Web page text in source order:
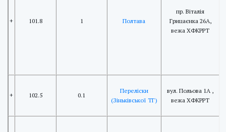
+ 101.8 1 Полтава
пр. Віталія
Грицаєнка 26А,
вежа ХФКРРТ
+ 102.5 0.1
Переліски
(Зіньківської ТГ)
вул. Польова 1А ,
вежа ХФКРРТ